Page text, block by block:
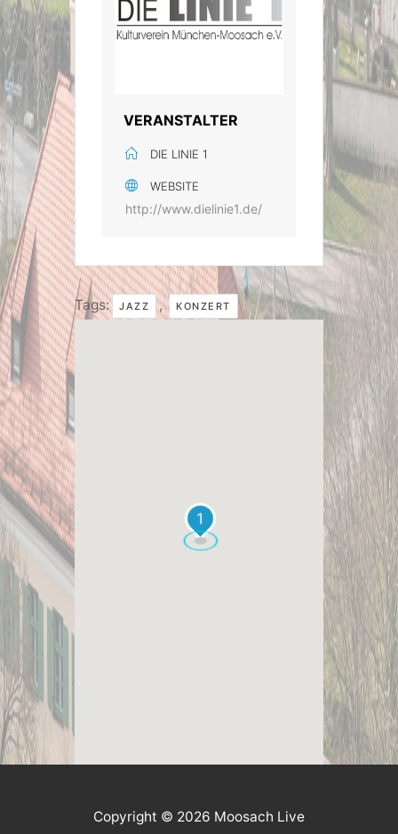
VERANSTALTER
DIE LINIE 1
WEBSITE
http://www.dielinie1.de/
Tags: JAZZ , KONZERT
1
Copyright © 2026 Moosach Live